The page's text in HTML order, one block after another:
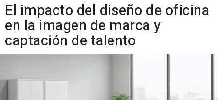
El impacto del diseño de oficina
en la imagen de marca y
captación de talento